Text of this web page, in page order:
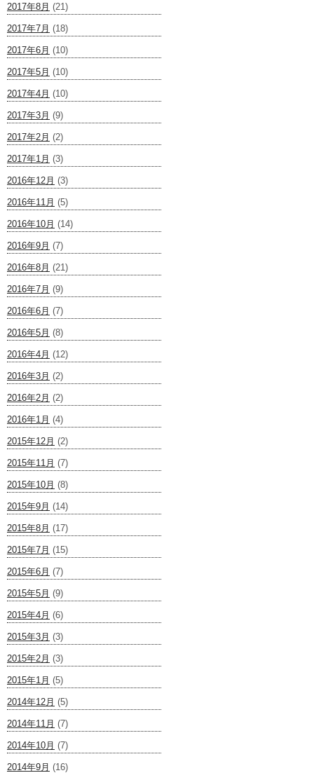
2017年8月 (21)
2017年7月 (18)
2017年6月 (10)
2017年5月 (10)
2017年4月 (10)
2017年3月 (9)
2017年2月 (2)
2017年1月 (3)
2016年12月 (3)
2016年11月 (5)
2016年10月 (14)
2016年9月 (7)
2016年8月 (21)
2016年7月 (9)
2016年6月 (7)
2016年5月 (8)
2016年4月 (12)
2016年3月 (2)
2016年2月 (2)
2016年1月 (4)
2015年12月 (2)
2015年11月 (7)
2015年10月 (8)
2015年9月 (14)
2015年8月 (17)
2015年7月 (15)
2015年6月 (7)
2015年5月 (9)
2015年4月 (6)
2015年3月 (3)
2015年2月 (3)
2015年1月 (5)
2014年12月 (5)
2014年11月 (7)
2014年10月 (7)
2014年9月 (16)